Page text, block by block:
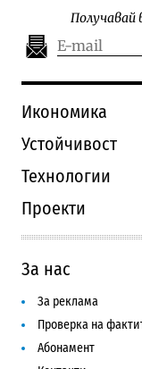
Икономика
Устойчивост
Технологии
Проекти
За нас
За реклама
Проверка на
Абонамент